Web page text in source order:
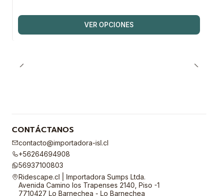
VER OPCIONES
CONTÁCTANOS
contacto@importadora-isl.cl
+56264694908
56937100803
Ridescape.cl | Importadora Sumps Ltda.
Avenida Camino los Trapenses 2140, Piso -1
7710427 Lo Barnechea - Lo Barnechea